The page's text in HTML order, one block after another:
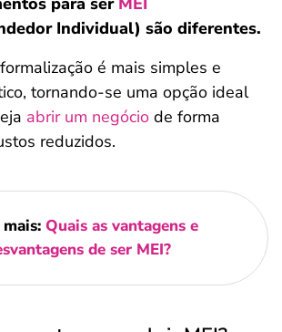
Individual) são diferentes.
é mais simples e
tornando-se uma opção ideal
abrir um negócio de forma
reduzidos.
Quais as vantagens e
de ser MEI?